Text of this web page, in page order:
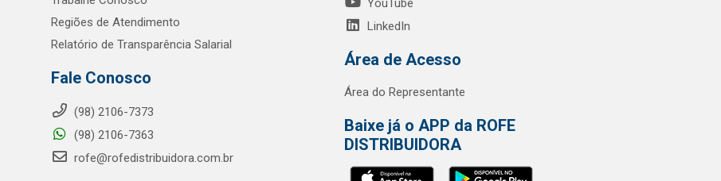
Regiões de Atendimento
Relatório de Transparência Salarial
Fale Conosco
(98) 2106-7373
(98) 2106-7363
rofe@rofedistribuidora.com.br
YouTube
LinkedIn
Área de Acesso
Área do Representante
Baixe já o APP da ROFE
DISTRIBUIDORA